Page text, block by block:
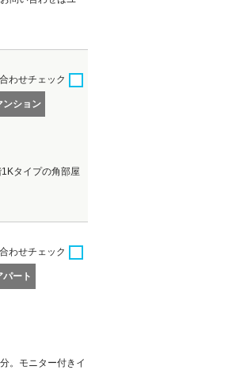
ンション
わせチェック
タイプの角部屋
パート
わせチェック
。モニター付きイ